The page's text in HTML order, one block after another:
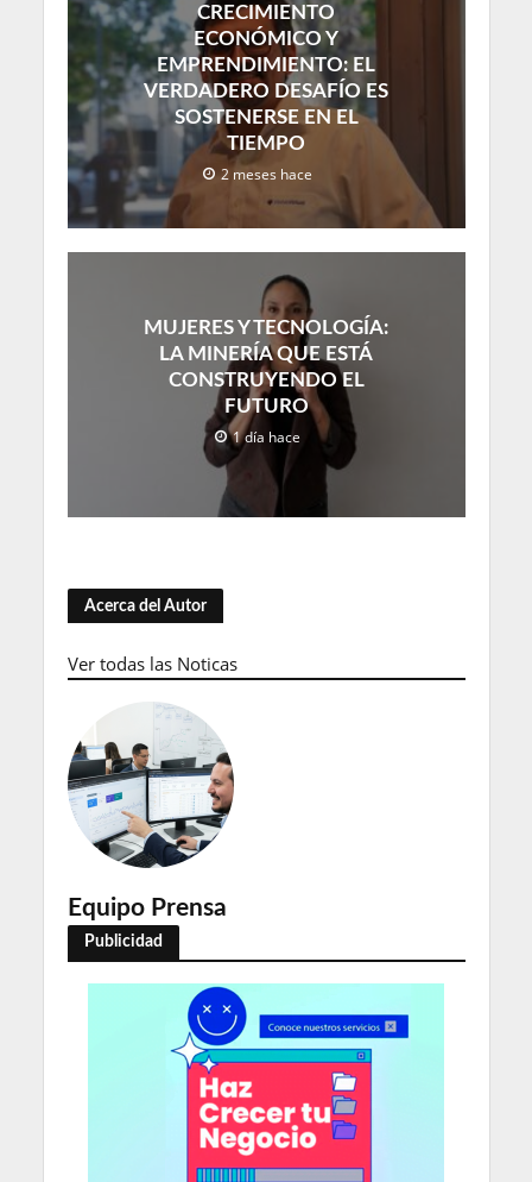
CRECIMIENTO
ECONÓMICO Y
EMPRENDIMIENTO: EL
VERDADERO DESAFÍO ES
SOSTENERSE EN EL
TIEMPO
2 meses hace
MUJERES Y TECNOLOGÍA:
LA MINERÍA QUE ESTÁ
CONSTRUYENDO EL
FUTURO
1 día hace
Acerca del Autor
Ver todas las Noticas
Equipo Prensa
Publicidad